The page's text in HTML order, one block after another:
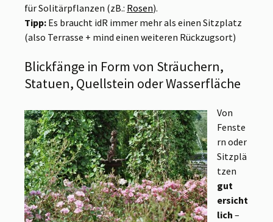
für Solitärpflanzen (zB.: Rosen).
Tipp: Es braucht idR immer mehr als einen Sitzplatz
(also Terrasse + mind einen weiteren Rückzugsort)
Blickfänge in Form von Sträuchern,
Statuen, Quellstein oder Wasserfläche
Von
Fenste
rn oder
Sitzplä
tzen
gut
ersicht
lich –